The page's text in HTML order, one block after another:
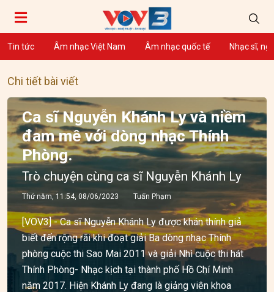
Tin tức Âm nhạc Việt Nam Âm nhạc quốc tế Nhạc sĩ,
Chi tiết bài viết
Ca sĩ Nguyễn Khánh Ly và niềm
đam mê với dòng nhạc Thính
Phòng.
Trò chuyện cùng ca sĩ Nguyễn Khánh Ly
Thứ năm, 11:54, 08/06/2023 Tuấn Phạm
[VOV3] - Ca sĩ Nguyễn Khánh Ly được khán thính giả
biết đến rộng rãi khi đoạt giải Ba dòng nhạc Thính
phòng cuộc thi Sao Mai 2011 và giải Nhì cuộc thi hát
Thính Phòng- Nhạc kịch tại thành phố Hồ Chí Minh
năm 2017. Hiện Khánh Ly đang là giảng viên khoa